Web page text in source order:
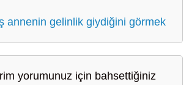
annenin gelinlik giydiğini görmek
yorumunuz için bahsettiğiniz